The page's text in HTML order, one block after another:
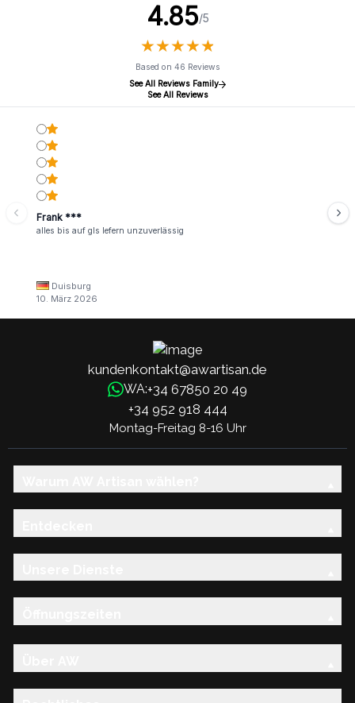
4.85/5
★★★★★
★★★★★
Based on 46 Reviews
See All Reviews Family
See All Reviews
Frank ***
alles bis auf gls lefern unzuverlässig
Duisburg
10. März 2026
kundenkontakt@awartisan.de
WA:+34 67850 20 49
+34 952 918 444
Montag-Freitag 8-16 Uhr